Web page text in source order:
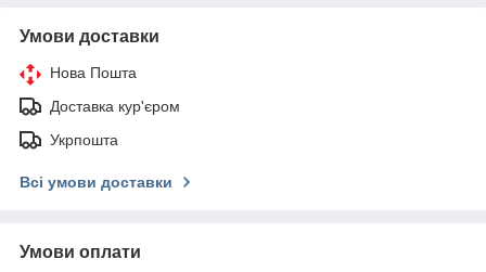
Умови доставки
Нова Пошта
Доставка кур'єром
Укрпошта
Всі умови доставки
Умови оплати